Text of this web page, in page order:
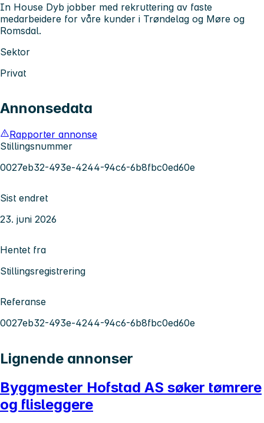
In House Dyb jobber med rekruttering av faste
medarbeidere for våre kunder i Trøndelag og Møre og
Romsdal.
Sektor
Privat
Annonsedata
Rapporter annonse
Stillingsnummer
0027eb32-493e-4244-94c6-6b8fbc0ed60e
Sist endret
23. juni 2026
Hentet fra
Stillingsregistrering
Referanse
0027eb32-493e-4244-94c6-6b8fbc0ed60e
Lignende annonser
Byggmester Hofstad AS søker tømrere
og flisleggere